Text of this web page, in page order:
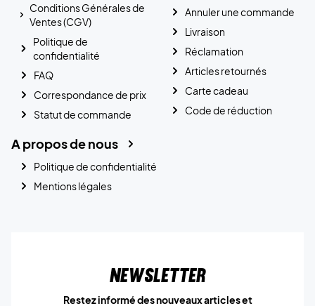
Conditions Générales de
Ventes (CGV)
Politique de
confidentialité
FAQ
Correspondance de prix
Statut de commande
Annuler une commande
Livraison
Réclamation
Articles retournés
Carte cadeau
Code de réduction
A propos de nous
Politique de confidentialité
Mentions légales
Newsletter
Restez informé des nouveaux articles et